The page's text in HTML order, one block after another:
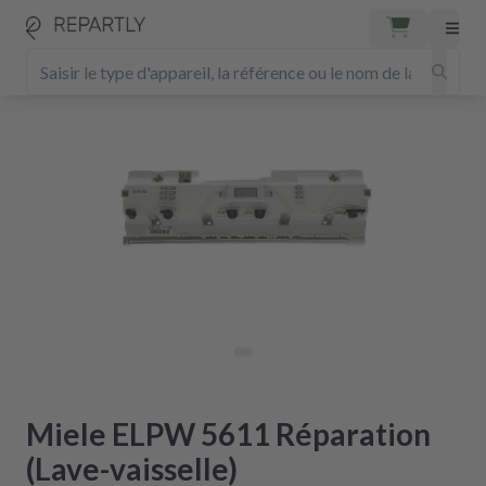
Miele ELPW 5611 Réparation
(Lave-vaisselle)